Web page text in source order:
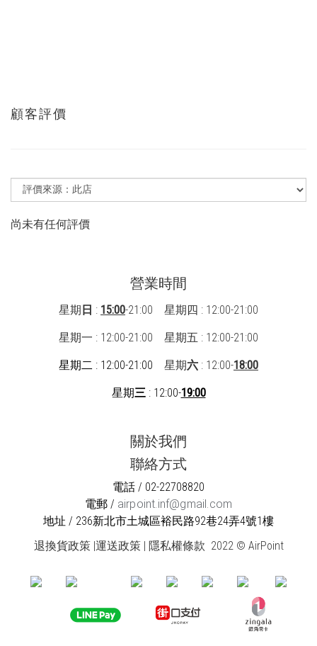
顧客評價
尚未有任何評價
營業時間
星期 日 : 15:00-21:00 星期四 : 12:00-21:00
星期一 : 12:00-21:00 星期五 : 12:00-21:00
星期二 : 12:00-21:00 星期六 : 12:00-18:00
星期三: 12:00-19:00
關於我們
聯絡方式
電話 / 02-22708820
電郵 / airpoint.inf@gmail.com
地址 / 236新北市土城區裕民路92巷24弄4號1樓
退換貨政策|運送政策| 隱私權條款 2022 © AirPoint